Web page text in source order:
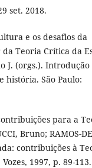
set. 2018.
e os desafios da
Teoria Crítica da
J. (orgs.). Introdução
história. São Paulo:
para a
Bruno; RAMOS-
contribuições à
1997, p. 89-113.